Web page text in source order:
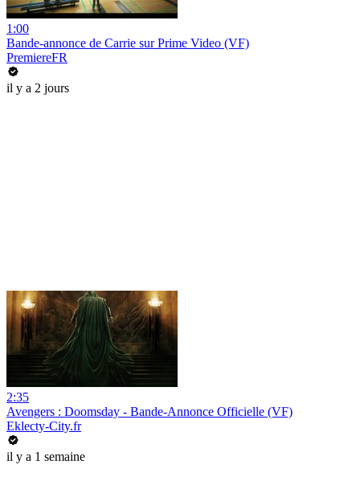
1:00
Bande-annonce de Carrie sur Prime Video (VF)
PremiereFR
il y a 2 jours
2:35
Avengers : Doomsday - Bande-Annonce Officielle (VF)
Eklecty-City.fr
il y a 1 semaine